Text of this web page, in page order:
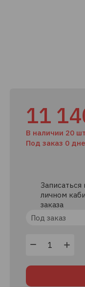
11
В наличии 20
Под заказ 0
личном
заказа
Под заказ